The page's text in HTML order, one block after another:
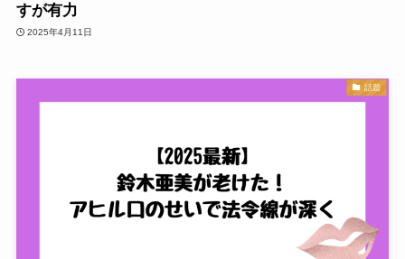
すが有力
2025年4月11日
話題